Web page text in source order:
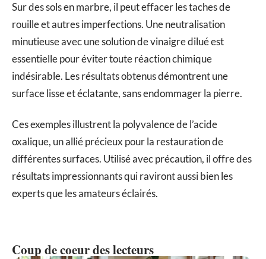
Sur des sols en marbre, il peut effacer les taches de
rouille et autres imperfections. Une neutralisation
minutieuse avec une solution de vinaigre dilué est
essentielle pour éviter toute réaction chimique
indésirable. Les résultats obtenus démontrent une
surface lisse et éclatante, sans endommager la pierre.
Ces exemples illustrent la polyvalence de l’acide
oxalique, un allié précieux pour la restauration de
différentes surfaces. Utilisé avec précaution, il offre des
résultats impressionnants qui raviront aussi bien les
experts que les amateurs éclairés.
Coup de coeur des lecteurs